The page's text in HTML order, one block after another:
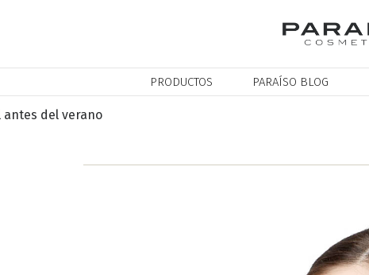
PRODUCTOS PARAÍSO BLOG
antes del verano